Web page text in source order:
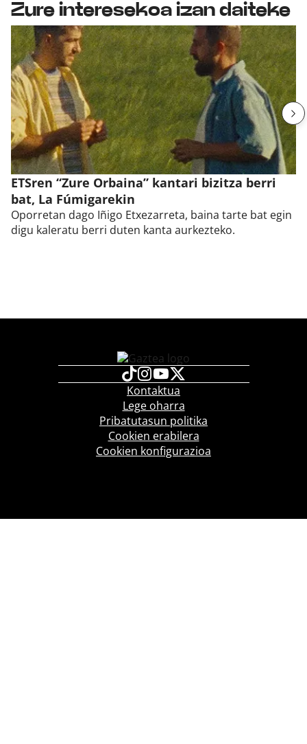
Zure interesekoa izan daiteke
ETSren “Zure Orbaina” kantari bizitza berri
bat, La Fúmigarekin
Oporretan dago Iñigo Etxezarreta, baina tarte bat egin
digu kaleratu berri duten kanta aurkezteko.
Kontaktua
Lege oharra
Pribatutasun politika
Cookien erabilera
Cookien konfigurazioa